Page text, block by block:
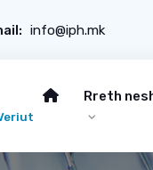
info@iph.mk
Rreth